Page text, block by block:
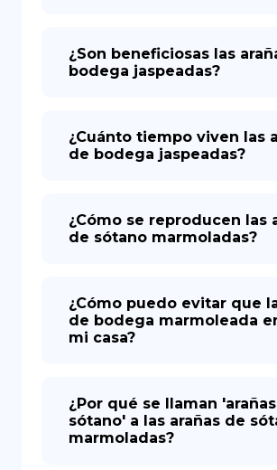
¿Son beneficiosas las
bodega jaspeadas?
¿Cuánto tiempo viven las
de bodega jaspeadas?
¿Cómo se reproducen las
de sótano marmoladas?
¿Cómo puedo evitar que
de bodega marmoleada
mi casa?
¿Por qué se llaman
sótano' a las arañas de
marmoladas?